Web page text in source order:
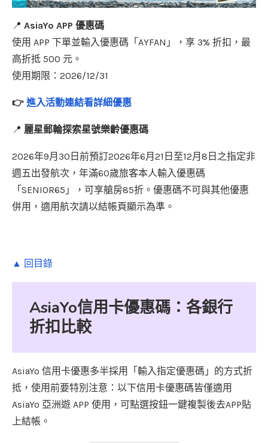
📍 AsiaYo APP 優惠碼
使用 APP 下單並輸入優惠碼「AYFAN」，享 3% 折扣，最
高折抵 500 元。
使用期限：2026/12/31
👉 進入活動連結看詳細優惠
📍 麗星郵輪探索星號樂齡優惠碼
2026年9月30日前預訂2026年6月21日至12月8日之指定非
週五出發航次，年滿60歲旅客本人輸入優惠碼
「SENIOR65」，可享艙房85折。優惠碼不可與其他優惠
併用，適用航次請以結帳頁顯示為準。
▲ 回目錄
AsiaYo信用卡優惠碼：各銀行
折扣比較
AsiaYo 信用卡優惠多半採用「輸入指定優惠碼」的方式折
抵，使用前要特別注意：以下信用卡優惠碼皆僅適用
AsiaYo 亞洲遊 APP 使用，可點選按鈕一鍵複製後去APP貼
上結帳。